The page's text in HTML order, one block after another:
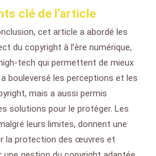
clé de l’article
cet article a abordé les
du copyright à l’ère numérique,
tech qui permettent de mieux
bouleversé les perceptions et les
mais a aussi permis
solutions pour le protéger. Les
leurs limites, donnent une
la protection des œuvres et